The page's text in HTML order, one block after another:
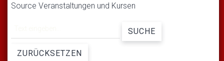
Source Veranstaltungen und Kursen
SUCHE
ZURÜCKSETZEN